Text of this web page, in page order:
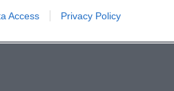
Access Privacy Policy
konstruktiven
kontroversen